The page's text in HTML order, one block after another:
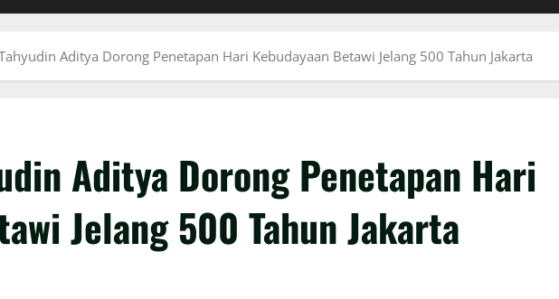
Aditya Dorong Penetapan Hari Kebudayaan Betawi Jelang 500 Tahun Jakarta
Aditya Dorong Penetapan Hari
Jelang 500 Tahun Jakarta